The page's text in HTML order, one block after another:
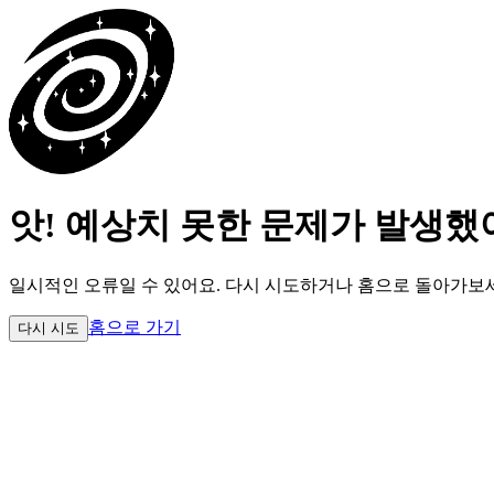
앗! 예상치 못한 문제가 발생했
일시적인 오류일 수 있어요. 다시 시도하거나 홈으로 돌아가보
다시 시도 홈으로 가기